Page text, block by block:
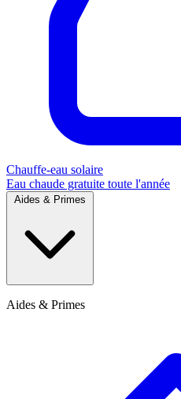
Chauffe-eau solaire
Eau chaude gratuite toute l'année
Aides & Primes